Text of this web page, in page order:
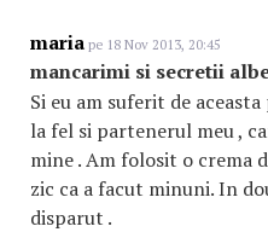
maria pe 18 Nov 2013, 20:45
mancarimi si secretii
Si eu am suferit de
la fel si partenerul meu ,
mine . Am folosit o crema
zic ca a facut minuni. In
disparut .